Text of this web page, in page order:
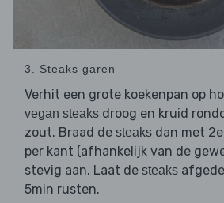
3. Steaks garen
Verhit een grote koekenpan op
vegan steaks droog en kruid
zout. Braad de steaks dan met
per kant (afhankelijk van de
stevig aan. Laat de steaks
5min rusten.